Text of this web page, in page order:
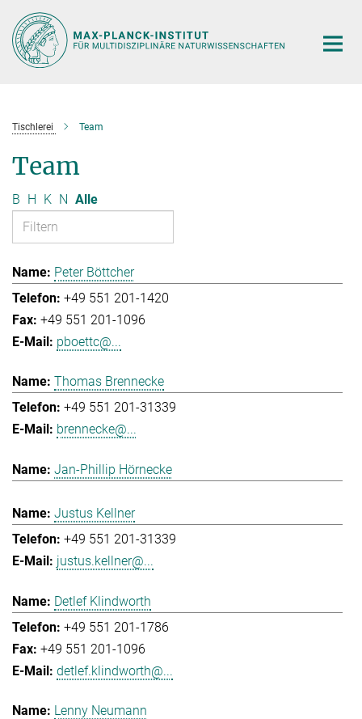
Hauptinhalt
Tischlerei Team
Team
B H K N Alle
Peter Böttcher
+49 551 201-1420
+49 551 201-1096
pboettc@...
Thomas Brennecke
+49 551 201-31339
brennecke@...
Jan-Phillip Hörnecke
Justus Kellner
+49 551 201-31339
justus.kellner@...
Detlef Klindworth
+49 551 201-1786
+49 551 201-1096
detlef.klindworth@...
Lenny Neumann